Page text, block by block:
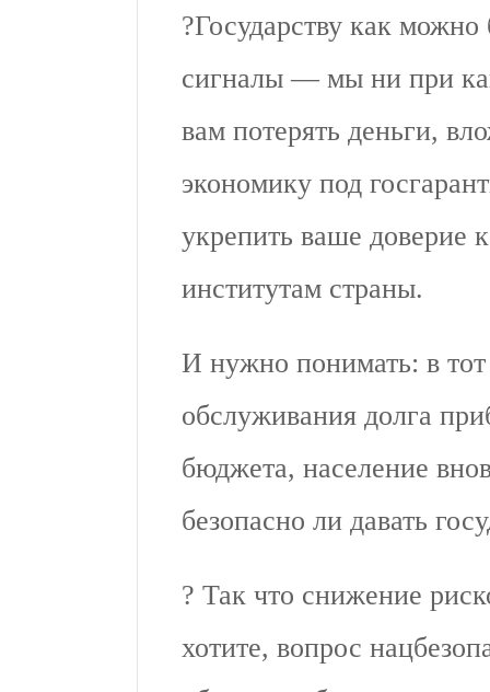
?Государству как
сигналы — мы ни при
вам потерять деньги,
экономику под
укрепить ваше доверие
институтам страны.
И нужно понимать: в
обслуживания долга
бюджета, население
безопасно ли давать
? Так что снижение
хотите, вопрос